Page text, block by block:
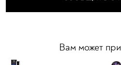
Вам может